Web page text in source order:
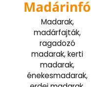
Madárinfó
Madarak,
madárfajták,
ragadozó
madarak, kerti
madarak,
énekesmadarak,